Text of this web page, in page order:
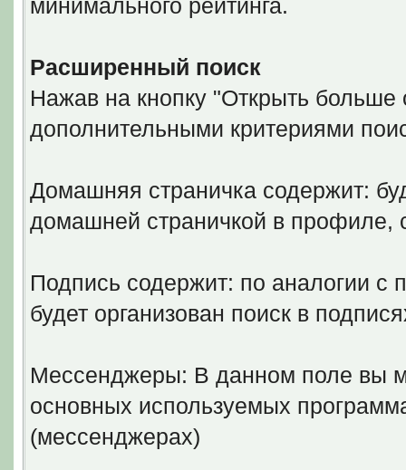
минимального рейтинга.
Расширенный поиск
Нажав на кнопку "Открыть
дополнительными критериями
Домашняя страничка содержит:
домашней страничкой в
Подпись содержит: по аналогии с
будет организован поиск в
Мессенджеры: В данном поле вы
основных используемых
(мессенджерах)